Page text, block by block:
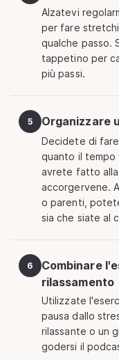
Alzatevi
per fare
qualche passo.
tappetino per
più passi.
5 Organizzare
Decidete di
quanto il tempo
avrete fatto alla
accorgervene.
o parenti,
sia che siate al
6
Combinare
rilassamento
Utilizzate
pausa dallo
rilassante o un
godersi il